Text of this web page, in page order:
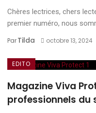
Chères lectrices, chers
premier numéro, nous
ParTilda octobre 13, 2024
EDITO
Magazine Viva
professionnels du